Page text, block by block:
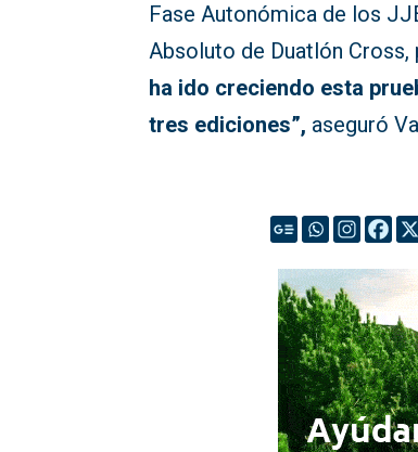
Fase Autonómica de los
Absoluto de Duatlón Cross,
ha ido creciendo esta
tres ediciones”, aseguró